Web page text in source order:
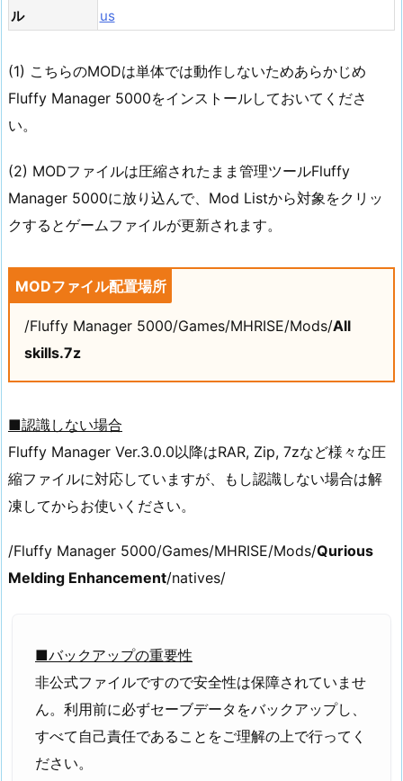
ル
us
(1) こちらのMODは単体では動作しないためあらかじめ
Fluffy Manager 5000をインストールしておいてくださ
い。
(2) MODファイルは圧縮されたまま管理ツールFluffy
Manager 5000に放り込んで、Mod Listから対象をクリッ
クするとゲームファイルが更新されます。
MODファイル配置場所
/Fluffy Manager 5000/Games/MHRISE/Mods/All
skills.7z
■認識しない場合
Fluffy Manager Ver.3.0.0以降はRAR, Zip, 7zなど様々な圧
縮ファイルに対応していますが、もし認識しない場合は解
凍してからお使いください。
/Fluffy Manager 5000/Games/MHRISE/Mods/Qurious
Melding Enhancement/natives/
■バックアップの重要性
非公式ファイルですので安全性は保障されていませ
ん。利用前に必ずセーブデータをバックアップし、
すべて自己責任であることをご理解の上で行ってく
ださい。